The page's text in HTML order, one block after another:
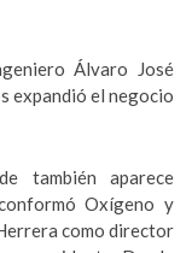
Álvaro José
expandió el negocio
también aparece
Oxígeno y
como director